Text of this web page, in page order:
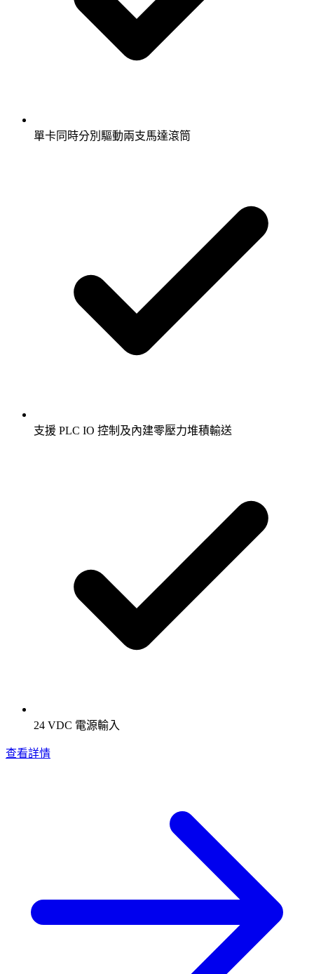
單卡同時分別驅動兩支馬達滾筒
支援 PLC IO 控制及內建零壓力堆積輸送
24 VDC 電源輸入
查看詳情